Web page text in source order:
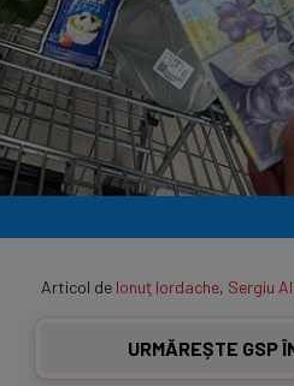
Articol de Ionuţ Iordache, Sergiu
URMĂREȘTE GSP